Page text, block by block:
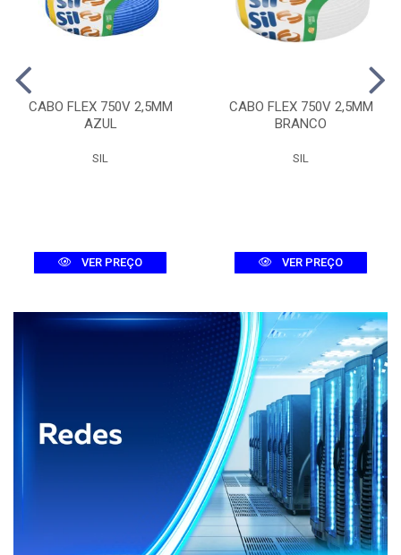
CABO FLEX 750V 2,5MM
AZUL
SIL
VER PREÇO
CABO FLEX 750V 2,5MM
BRANCO
SIL
VER PREÇO